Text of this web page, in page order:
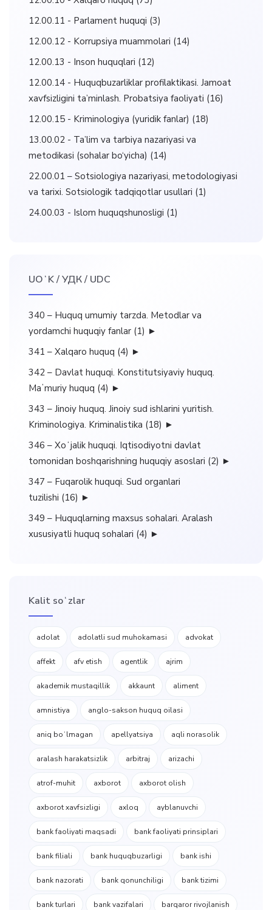
12.00.11 - Parlament huquqi (3)
12.00.12 - Korrupsiya muammolari (14)
12.00.13 - Inson huquqlari (12)
12.00.14 - Huquqbuzarliklar profilaktikasi. Jamoat
xavfsizligini ta’minlash. Probatsiya faoliyati (16)
12.00.15 - Kriminologiya (yuridik fanlar) (18)
13.00.02 - Ta’lim va tarbiya nazariyasi va
metodikasi (sohalar bo‘yicha) (14)
22.00.01 – Sotsiologiya nazariyasi, metodologiyasi
va tarixi. Sotsiologik tadqiqotlar usullari (1)
24.00.03 - Islom huquqshunosligi (1)
UOʻK / УДК / UDC
340 – Huquq umumiy tarzda. Metodlar va
yordamchi huquqiy fanlar (1) ►
341 – Xalqaro huquq (4) ►
342 – Davlat huquqi. Konstitutsiyaviy huquq.
Maʼmuriy huquq (4) ►
343 – Jinoiy huquq. Jinoiy sud ishlarini yuritish.
Kriminologiya. Kriminalistika (18) ►
346 – Xoʻjalik huquqi. Iqtisodiyotni davlat
tomonidan boshqarishning huquqiy asoslari (2) ►
347 – Fuqarolik huquqi. Sud organlari
tuzilishi (16) ►
349 – Huquqlarning maxsus sohalari. Aralash
xususiyatli huquq sohalari (4) ►
Kalit soʻzlar
adolat adolatli sud muhokamasi advokat
affekt afv etish agentlik ajrim
akademik mustaqillik akkaunt aliment
amnistiya anglo-sakson huquq oilasi
aniq boʻlmagan apellyatsiya aqli norasolik
aralash harakatsizlik arbitraj arizachi
atrof-muhit axborot axborot olish
axborot xavfsizligi axloq ayblanuvchi
bank faoliyati maqsadi bank faoliyati prinsiplari
bank filiali bank huquqbuzarligi bank ishi
bank nazorati bank qonunchiligi bank tizimi
bank turlari bank vazifalari barqaror rivojlanish